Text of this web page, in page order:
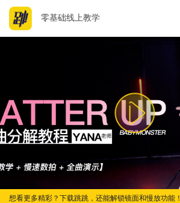
零基础线上教学
想看更多精彩？下载跳跳，还能解锁镜面和慢放功能！